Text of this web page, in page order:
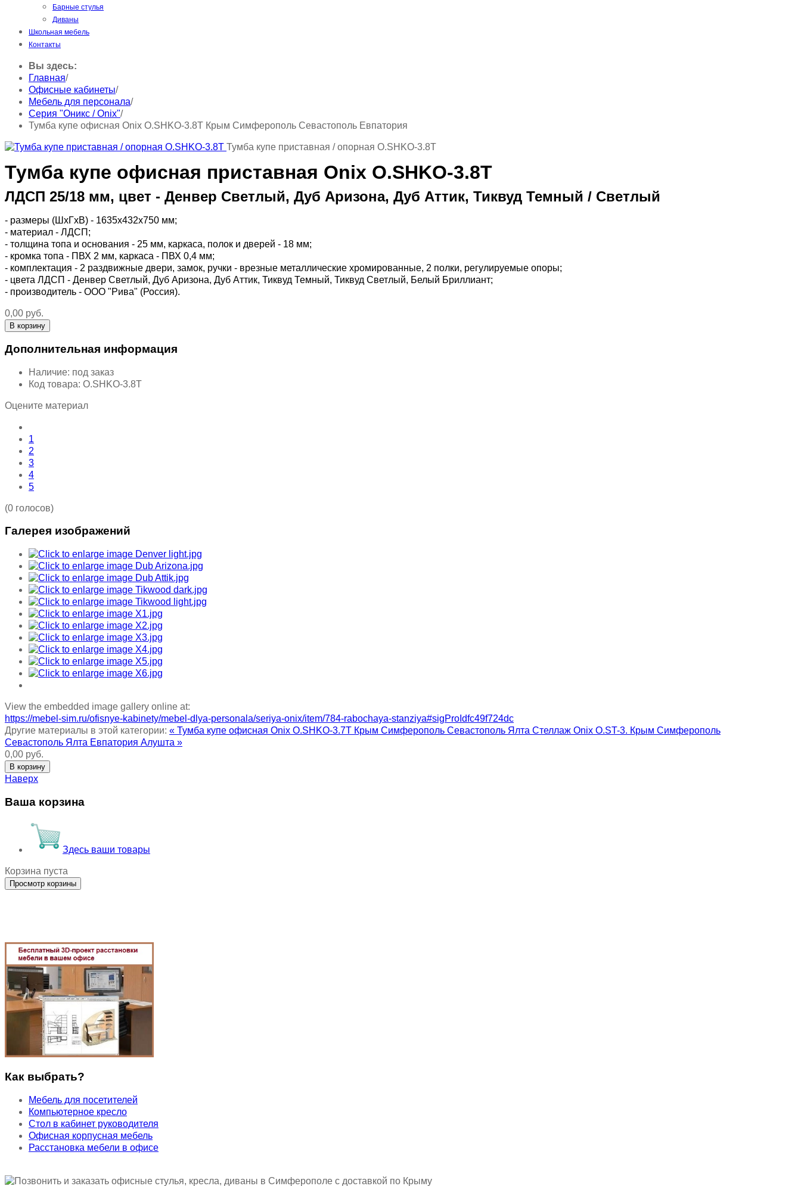
Барные стулья
Диваны
Школьная мебель
Контакты
Вы здесь:
Главная/
Офисные кабинеты/
Мебель для персонала/
Серия "Оникс / Onix"/
Тумба купе офисная Onix O.SHKO-3.8T Крым Симферополь Севастополь Евпатория
Тумба купе приставная / опорная O.SHKO-3.8T
Тумба купе офисная приставная Onix O.SHKO-3.8T
ЛДСП 25/18 мм, цвет - Денвер Светлый, Дуб Аризона, Дуб Аттик, Тиквуд Темный / Светлый
- размеры (ШхГхВ) - 1635х432х750 мм;
- материал - ЛДСП;
- толщина топа и основания - 25 мм, каркаса, полок и дверей - 18 мм;
- кромка топа - ПВХ 2 мм, каркаса - ПВХ 0,4 мм;
- комплектация - 2 раздвижные двери, замок, ручки - врезные металлические хромированные, 2 полки, регулируемые опоры;
- цвета ЛДСП - Денвер Светлый, Дуб Аризона, Дуб Аттик, Тиквуд Темный, Тиквуд Светлый, Белый Бриллиант;
- производитель - ООО "Рива" (Россия).
0,00 руб.
Дополнительная информация
Наличие: под заказ
Код товара: O.SHKO-3.8T
Оцените материал
1
2
3
4
5
(0 голосов)
Галерея изображений
View the embedded image gallery online at:
https://mebel-sim.ru/ofisnye-kabinety/mebel-dlya-personala/seriya-onix/item/784-rabochaya-stanziya#sigProIdfc49f724dc
Другие материалы в этой категории: « Тумба купе офисная Onix O.SHKO-3.7T Крым Симферополь Севастополь Ялта Стеллаж Onix O.ST-3. Крым Симферополь
Севастополь Ялта Евпатория Алушта »
0,00 руб.
Наверх
Ваша корзина
Здесь ваши товары
Корзина пуста
Как выбрать?
Мебель для посетителей
Компьютерное кресло
Стол в кабинет руководителя
Офисная корпусная мебель
Расстановка мебели в офисе